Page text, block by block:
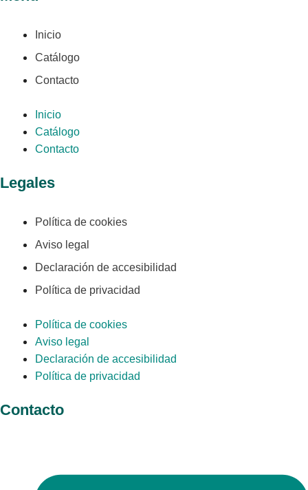
Inicio
Catálogo
Contacto
Inicio
Catálogo
Contacto
Legales
Política de cookies
Aviso legal
Declaración de accesibilidad
Política de privacidad
Política de cookies
Aviso legal
Declaración de accesibilidad
Política de privacidad
Contacto